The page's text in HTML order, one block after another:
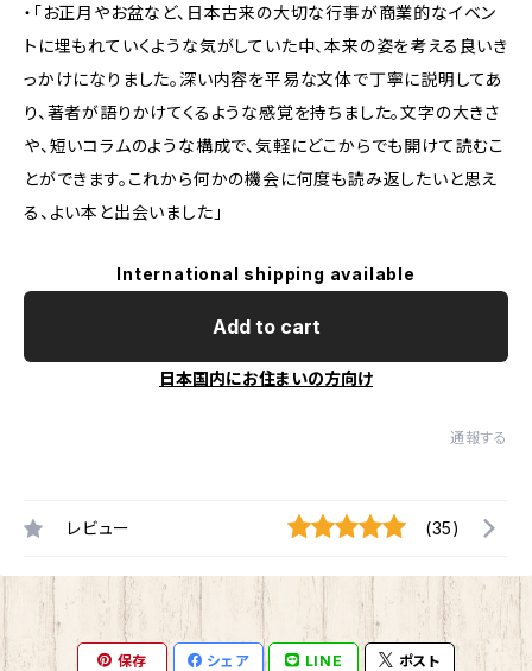
・「お正月やお盆など、日本古来の大切な行事が商業的なイベン
トに埋もれていくような気がしていた中、本来の姿を考える良いき
っかけになりました。深い内容を平易な文体で丁寧に説明してあ
り、著者が語りかけてくるような感覚を持ちました。文字の大きさ
や、短いコラムのような構成で、気軽にどこからでも開けて読むこ
とができます。これから何かの機会に何度も読み返したいと思え
る、よい本と出会いました」
International shipping available
Add to cart
日本国内にお住まいの方向け
通報する
レビュー (35)
保存 シェア LINE ポスト